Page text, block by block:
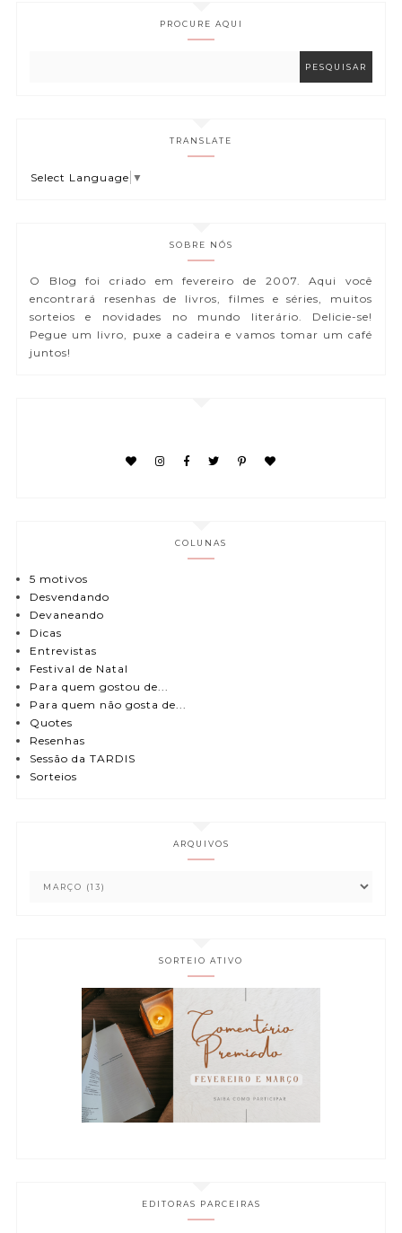
PROCURE AQUI
TRANSLATE
Select Language ▼
SOBRE NÓS
O Blog foi criado em fevereiro de 2007. Aqui você
encontrará resenhas de livros, filmes e séries, muitos
sorteios e novidades no mundo literário. Delicie-se!
Pegue um livro, puxe a cadeira e vamos tomar um café
juntos!
COLUNAS
5 motivos
Desvendando
Devaneando
Dicas
Entrevistas
Festival de Natal
Para quem gostou de...
Para quem não gosta de...
Quotes
Resenhas
Sessão da TARDIS
Sorteios
ARQUIVOS
SORTEIO ATIVO
EDITORAS PARCEIRAS